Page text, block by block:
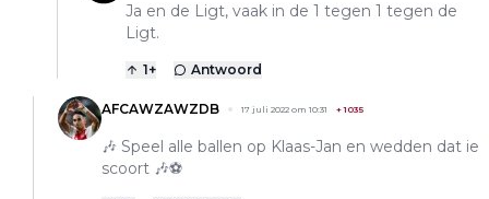
Ja en de Ligt, vaak in de 1 tegen 1 tegen de
Ligt.
1+ Antwoord
AFCAWZAWZDB 17 juli 2022 om 10:31 +1035
🎶 Speel alle ballen op Klaas-Jan en wedden dat ie
scoort 🎶⚽